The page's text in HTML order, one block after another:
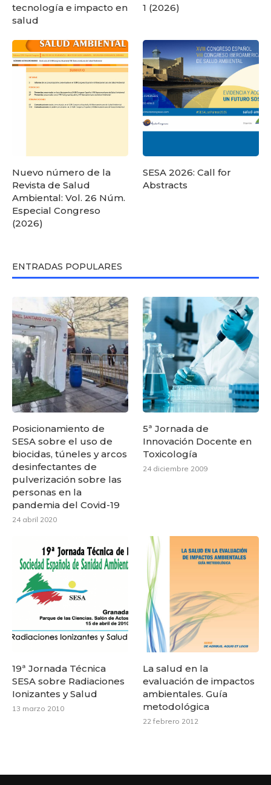
tecnología e impacto en
salud
1 (2026)
Nuevo número de la
Revista de Salud
Ambiental: Vol. 26 Núm.
Especial Congreso
(2026)
SESA 2026: Call for
Abstracts
ENTRADAS POPULARES
Posicionamiento de
SESA sobre el uso de
biocidas, túneles y arcos
desinfectantes de
pulverización sobre las
personas en la
pandemia del Covid-19
24 abril 2020
5ª Jornada de
Innovación Docente en
Toxicología
24 diciembre 2009
19ª Jornada Técnica
SESA sobre Radiaciones
Ionizantes y Salud
13 marzo 2010
La salud en la
evaluación de impactos
ambientales. Guía
metodológica
22 febrero 2012